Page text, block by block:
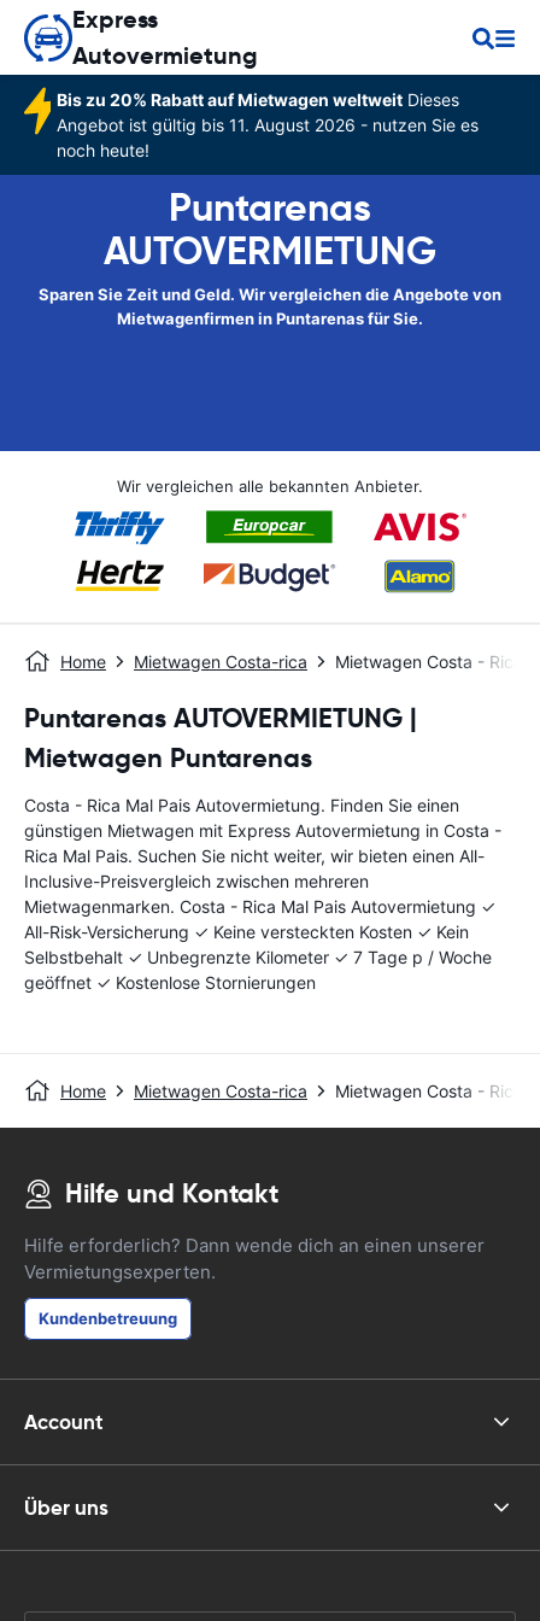
Express
Autovermietung
Bis zu 20% Rabatt auf Mietwagen weltweitDieses
Angebot ist gültig bis 11. August 2026 - nutzen Sie es
noch heute!
Puntarenas
AUTOVERMIETUNG
Sparen Sie Zeit und Geld. Wir vergleichen die Angebote von
Mietwagenfirmen in Puntarenas für Sie.
Wir vergleichen alle bekannten Anbieter.
Home Mietwagen Costa-rica Mietwagen Costa - Rica
Puntarenas AUTOVERMIETUNG |
Mietwagen Puntarenas
Costa - Rica Mal Pais Autovermietung. Finden Sie einen
günstigen Mietwagen mit Express Autovermietung in Costa -
Rica Mal Pais. Suchen Sie nicht weiter, wir bieten einen All-
Inclusive-Preisvergleich zwischen mehreren
Mietwagenmarken. Costa - Rica Mal Pais Autovermietung ✓
All-Risk-Versicherung ✓ Keine versteckten Kosten ✓ Kein
Selbstbehalt ✓ Unbegrenzte Kilometer ✓ 7 Tage p / Woche
geöffnet ✓ Kostenlose Stornierungen
Home Mietwagen Costa-rica Mietwagen Costa - Rica
Hilfe und Kontakt
Hilfe erforderlich? Dann wende dich an einen unserer
Vermietungsexperten.
Kundenbetreuung
Account
Über uns